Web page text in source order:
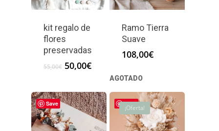
kit regalo de
flores
preservadas
55,00€ El
era:
55,00€.
50,00€El
precio
es:
50,00€.
Ramo Tierra
Suave
108,00€
AGOTADO
Save Save
¡Oferta!